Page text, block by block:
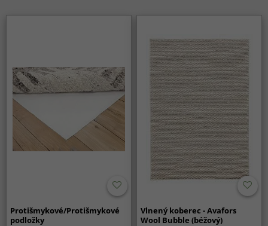
Protišmykové/Protišmykové
podložky
Vlnený koberec - Avafors
Wool Bubble (béžový)